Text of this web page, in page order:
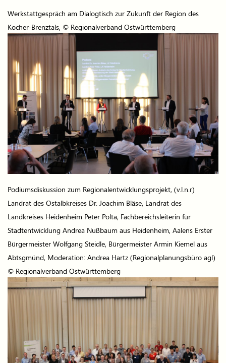
Werkstattgespräch am Dialogtisch zur Zukunft der Region des
Kocher-Brenztals, © Regionalverband Ostwürttemberg
Podiumsdiskussion zum Regionalentwicklungsprojekt, (v.l.n.r)
Landrat des Ostalbkreises Dr. Joachim Bläse, Landrat des
Landkreises Heidenheim Peter Polta, Fachbereichsleiterin für
Stadtentwicklung Andrea Nußbaum aus Heidenheim, Aalens Erster
Bürgermeister Wolfgang Steidle, Bürgermeister Armin Kiemel aus
Abtsgmünd, Moderation: Andrea Hartz (Regionalplanungsbüro agl)
© Regionalverband Ostwürttemberg